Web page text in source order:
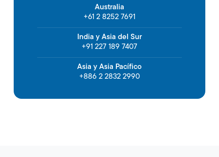
Australia
+61 2 8252 7691
India y Asia del Sur
+91 227 189 7407
Asia y Asia Pacífico
+886 2 2832 2990